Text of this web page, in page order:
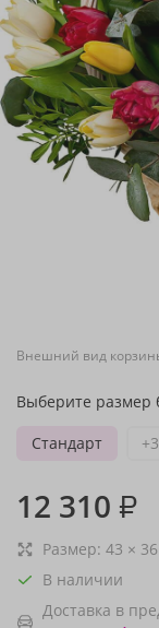
Внешний вид
Выберите размер
Стандарт
12 310 ₽
Размер: 43 × 36
В наличии
Доставка в